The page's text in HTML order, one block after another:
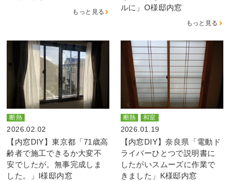
もっと見る
ルに」O様邸内窓
もっと見る
断熱
2026.02.02
【内窓DIY】東京都「71歳高
齢者で施工できるか大変不
安でしたが。無事完成しま
した。」I様邸内窓
断熱 和室
2026.01.19
【内窓DIY】奈良県「電動ド
ライバーひとつで説明書に
したがいスムーズに作業で
きました」K様邸内窓